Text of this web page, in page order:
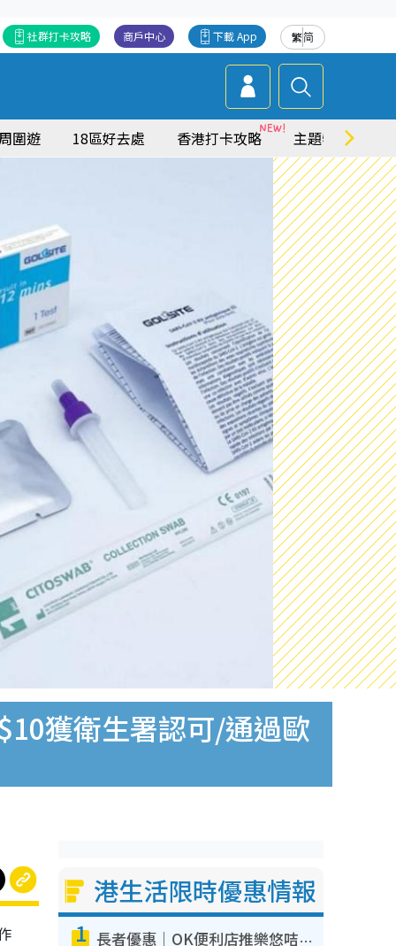
繁简
下載 App
商戶中心
社群打卡攻略
圍遊 18區好去處 香港打卡攻略 主題特集
獲衛生署認可/通過歐
港生活限時優惠情報
1 長者優惠｜OK便利店推樂悠咭優惠！買麵包/牛奶/保健品拍卡即減